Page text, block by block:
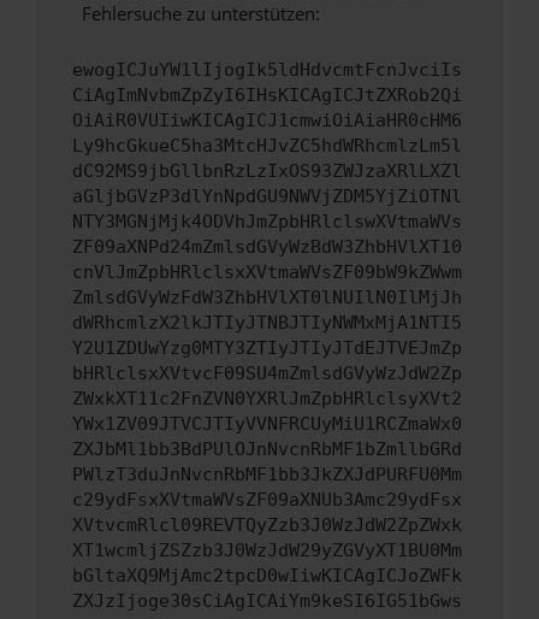
Fehlersuche zu unterstützen:
ewogICJuYW1lIjogIk5ldHdvcmtFcnJvciIs
CiAgImNvbmZpZyI6IHsKICAgICJtZXRob2Qi
OiAiR0VUIiwKICAgICJ1cmwiOiAiaHR0cHM6
Ly9hcGkueC5ha3MtcHJvZC5hdWRhcmlzLm5l
dC92MS9jbGllbnRzLzIxOS93ZWJzaXRlLXZl
aGljbGVzP3dlYnNpdGU9NWVjZDM5YjZiOTNl
NTY3MGNjMjk4ODVhJmZpbHRlclswXVtmaWVs
ZF09aXNPd24mZmlsdGVyWzBdW3ZhbHVlXT10
cnVlJmZpbHRlclsxXVtmaWVsZF09bW9kZWwm
ZmlsdGVyWzFdW3ZhbHVlXT0lNUIlN0IlMjJh
dWRhcmlzX2lkJTIyJTNBJTIyNWMxMjA1NTI5
Y2U1ZDUwYzg0MTY3ZTIyJTIyJTdEJTVEJmZp
bHRlclsxXVtvcF09SU4mZmlsdGVyWzJdW2Zp
ZWxkXT11c2FnZVN0YXRlJmZpbHRlclsyXVt2
YWx1ZV09JTVCJTIyVVNFRCUyMiU1RCZmaWx0
ZXJbMl1bb3BdPUlOJnNvcnRbMF1bZmllbGRd
PWlzT3duJnNvcnRbMF1bb3JkZXJdPURFU0Mm
c29ydFsxXVtmaWVsZF09aXNUb3Amc29ydFsx
XVtvcmRlcl09REVTQyZzb3J0WzJdW2ZpZWxk
XT1wcmljZSZzb3J0WzJdW29yZGVyXT1BU0Mm
bGltaXQ9MjAmc2tpcD0wIiwKICAgICJoZWFk
ZXJzIjoge30sCiAgICAiYm9keSI6IG51bGws